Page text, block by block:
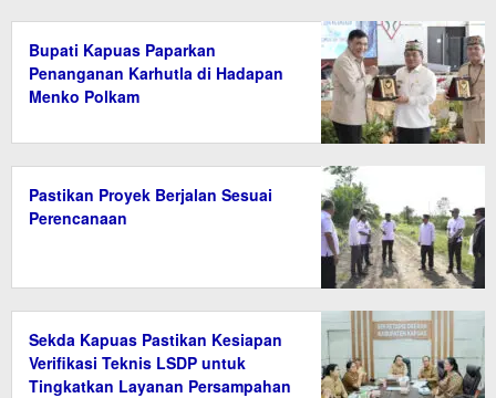
Bupati Kapuas Paparkan
Penanganan Karhutla di Hadapan
Menko Polkam
Pastikan Proyek Berjalan Sesuai
Perencanaan
Sekda Kapuas Pastikan Kesiapan
Verifikasi Teknis LSDP untuk
Tingkatkan Layanan Persampahan